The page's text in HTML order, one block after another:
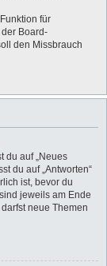
für
Board-
den Missbrauch
du auf „Neues
du auf „Antworten“
ist, bevor du
jeweils am Ende
neue Themen